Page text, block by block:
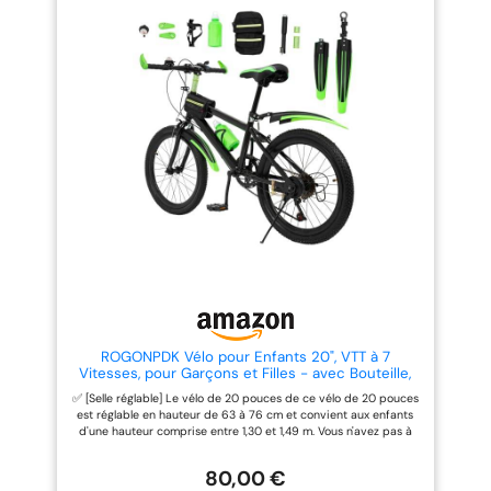
suffisante pour une accélération
et une montée en douceur.
Rendant le pédalage plus fluide
et agréable Sécurité et confort
améliorés : double suspension et
amortisseur de selle, qui
réduisent efficacement les
vibrations et améliorent la
sécurité pour une conduite
fluide sur des terrains
accidentés. Le phare LED
lumineux et le feu arrière de
vitesse peut être sélectionné
librement, adapté aux cyclistes
de tous âges et niveaux
d'expérience 【Portable et
pratique】Cette e-bike pliante
pour les adolescents et les
adultes mesure 755x520x625mm
et pèse 24,5kg, est dotée d'un
pliant qui assurent une conduite
robustesse et supporte une
charge maximale de 150 kg,
convenant à de nombreux
cyclistes adultes. Suspension
Avant pour un Meilleur Confort
de Conduite: La fourche à
suspension avant réduit les
impacts dus aux surfaces
irrégulières et améliore le
confort et la stabilité sur les
chemins de gravier, sentiers
forestiers ou routes en mauvais
état. Freins à Disque pour un
Contrôle Fiable: Équipé de freins
à disque, ce vélo offre une
et en extérieur. Pneus Gonflables
Les pneus pneumatiques de 26
pouces assurent une bonne
efficace des chocs sur l’asphalte,
le gravier et les sentiers légers.
Le porte-bidon intégré permet
ROGONPDK Vélo pour Enfants 20", VTT à 7
Vitesses, pour Garçons et Filles - avec Bouteille,
Housse, Clochette, Vélo en Acier au Carbone -
Capacité : 85 kg, Kids Bike, VTT Enfants
✅ [Selle réglable] Le vélo de 20 pouces de ce vélo de 20 pouces
est réglable en hauteur de 63 à 76 cm et convient aux enfants
d'une hauteur comprise entre 1,30 et 1,49 m. Vous n'avez pas à
avec le vélo pour enfants à 7 vitesses, les enfants peuvent
80,00 €